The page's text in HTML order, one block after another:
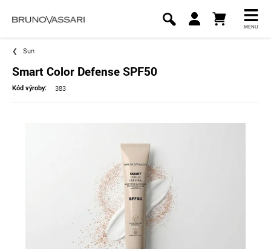
MENU
Sun
Smart Color Defense SPF50
Kód výroby: 383